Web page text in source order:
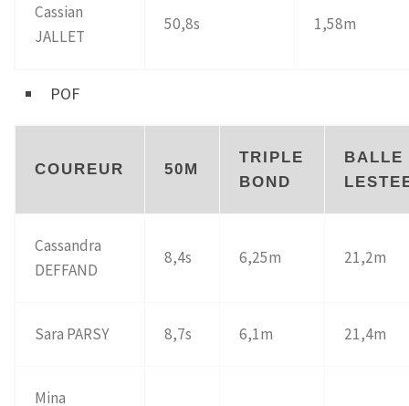
Cassian
JALLET
50,8s 1,58m
POF
COUREUR 50M
TRIPLE
BOND
BALLE
Cassandra
DEFFAND
8,4s 6,25m 21,2m
Sara PARSY 8,7s 6,1m 21,4m
Mina